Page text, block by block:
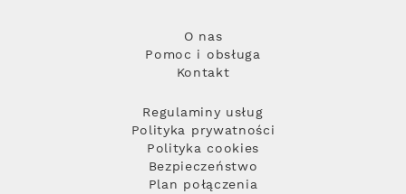
O nas
Pomoc i obsługa
Kontakt
Regulaminy usług
Polityka prywatności
Polityka cookies
Bezpieczeństwo
Plan połączenia